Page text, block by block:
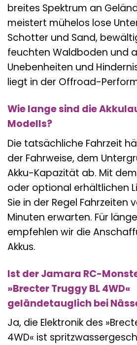
breites Spektrum an
meistert mühelos lose
Schotter und Sand,
feuchten Waldboden und
Unebenheiten und
liegt in der Offroad-
Wie lange sind die
Modells?
Die tatsächliche Fahrzeit
der Fahrweise, dem
Akku-Kapazität ab. Mit
oder optional erhältlichen
Sie in der Regel Fahrzeiten
Minuten erwarten. Für
empfehlen wir die
Akkus.
Ist der Jamara RC-
»Brecter Truggy BL 4WD«
geländetauglich bei
Ja, die Elektronik des
4WD« ist